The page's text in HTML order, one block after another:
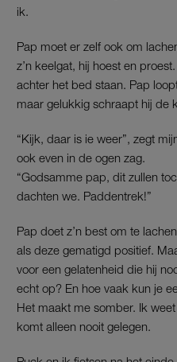
ik.
Pap moet er zelf ook om
z’n keelgat, hij hoest en
achter het bed staan. Pap
maar gelukkig schraapt hij de
“Kijk, daar is ie weer”, zegt
ook even in de ogen zag.
“Godsamme pap, dit zullen
dachten we. Paddentrek!”
Pap doet z’n best om te
als deze gematigd positief.
voor een gelatenheid die hij
echt op? En hoe vaak kun je
Het maakt me somber. Ik
komt alleen nooit gelegen.